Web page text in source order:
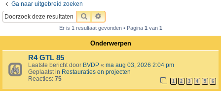
Ga naar uitgebreid zoeken
ZOEKUITGEBREID ZOEKEN
Er is 1 resultaat gevonden • Pagina 1van 1
Onderwerpen
R4 GTL 85
Laatste bericht door BVDP « ma aug 03, 2026 2:04 pm
Geplaatst in Restauraties en projecten
Reacties: 75 1 2 3 4 5 6